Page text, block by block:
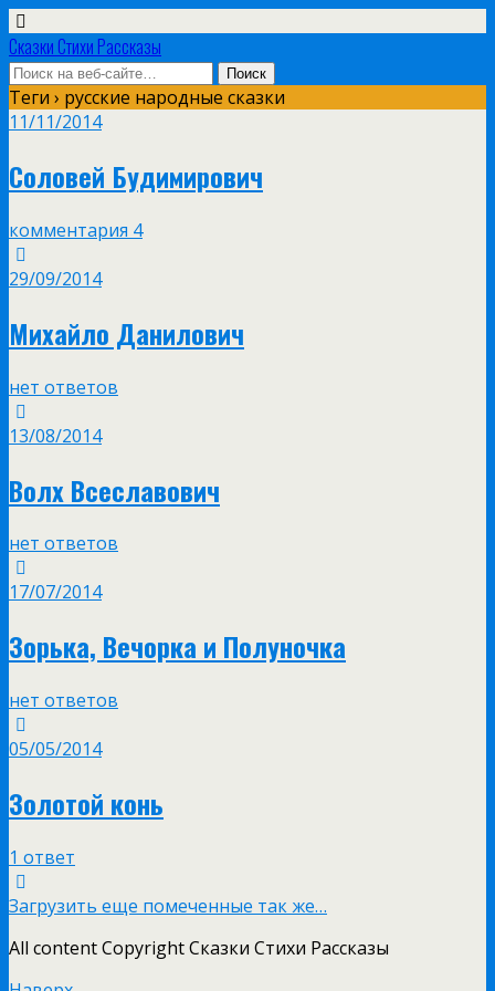
Сказки Стихи Рассказы
Теги › русские народные сказки
11/11/2014
Соловей Будимирович
комментария 4
29/09/2014
Михайло Данилович
нет ответов
13/08/2014
Волх Всеславович
нет ответов
17/07/2014
Зорька, Вечорка и Полуночка
нет ответов
05/05/2014
Золотой конь
1 ответ
Загрузить еще помеченные так же…
All content Copyright Сказки Стихи Рассказы